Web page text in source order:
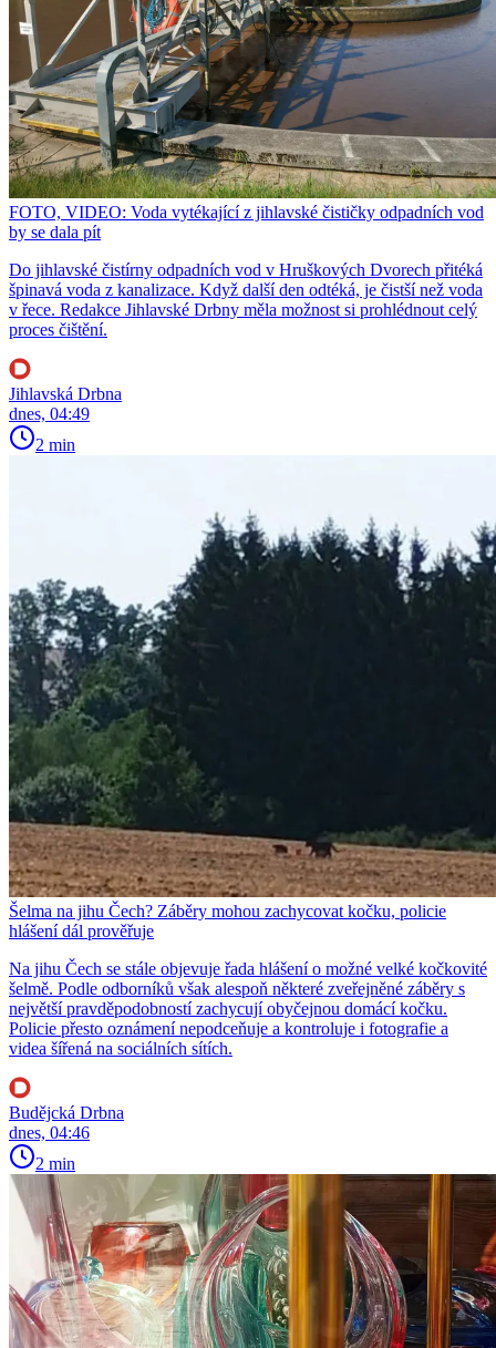
FOTO, VIDEO: Voda vytékající z jihlavské čističky odpadních vod
by se dala pít
Do jihlavské čistírny odpadních vod v Hruškových Dvorech přitéká
špinavá voda z kanalizace. Když další den odtéká, je čistší než voda
v řece. Redakce Jihlavské Drbny měla možnost si prohlédnout celý
proces čištění.
Jihlavská Drbna
dnes, 04:49
2 min
Šelma na jihu Čech? Záběry mohou zachycovat kočku, policie
hlášení dál prověřuje
Na jihu Čech se stále objevuje řada hlášení o možné velké kočkovité
šelmě. Podle odborníků však alespoň některé zveřejněné záběry s
největší pravděpodobností zachycují obyčejnou domácí kočku.
Policie přesto oznámení nepodceňuje a kontroluje i fotografie a
videa šířená na sociálních sítích.
Budějcká Drbna
dnes, 04:46
2 min